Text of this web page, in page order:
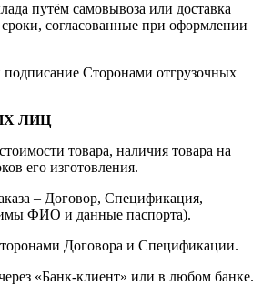
путём самовывоза или доставка
согласованные при оформлении
Сторонами отгрузочных
ЛИЦ
товара, наличия товара на
его изготовления.
– Договор, Спецификация,
ФИО и данные паспорта).
Договора и Спецификации.
«Банк-клиент» или в любом банке.